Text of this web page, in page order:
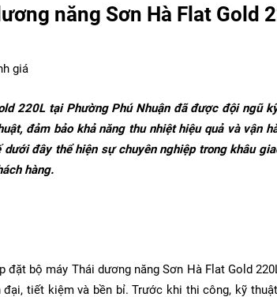
năng Sơn Hà Flat Gold
giá
220L tại Phường Phú Nhuận đã được đội ngũ
đảm bảo khả năng thu nhiệt hiệu quả và vận
đây thể hiện sự chuyên nghiệp trong khâu
hàng.
bộ máy Thái dương năng Sơn Hà Flat Gold
tiết kiệm và bền bỉ. Trước khi thi công, kỹ